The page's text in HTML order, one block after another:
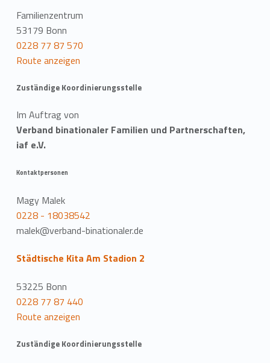
Familienzentrum
53179 Bonn
0228 77 87 570
Route anzeigen
Zuständige Koordinierungsstelle
Im Auftrag von
Verband binationaler Familien und Partnerschaften,
iaf e.V.
Kontaktpersonen
Magy Malek
0228 - 18038542
malek@verband-binationaler.de
Städtische Kita Am Stadion 2
53225 Bonn
0228 77 87 440
Route anzeigen
Zuständige Koordinierungsstelle